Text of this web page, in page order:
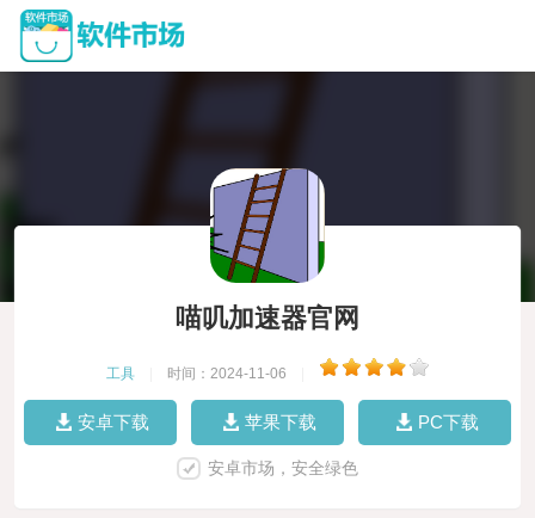
喵叽加速器官网
工具 时间：2024-11-06
安卓下载 苹果下载 PC下载
安卓市场，安全绿色